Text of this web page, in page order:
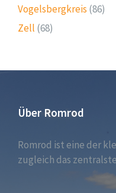
Vogelsbergkreis (86)
Zell (68)
Über Romrod
Romrod ist eine der
zugleich das